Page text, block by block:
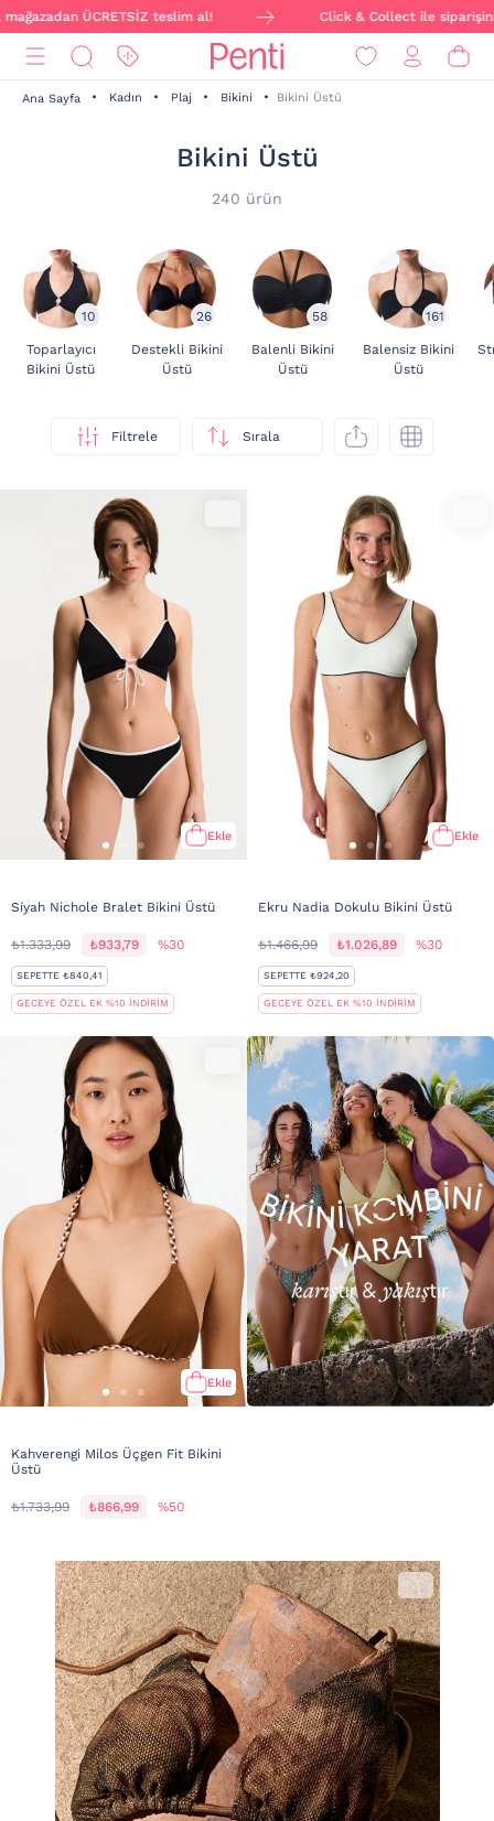
teslim al! Click & Collect ile siparişini online ver,
Ana Sayfa Kadın Plaj Bikini Bikini Üstü
Bikini Üstü
240 ürün
10
Toparlayıcı
Bikini Üstü
26
Destekli Bikini
Üstü
58
Balenli Bikini
Üstü
161
Balensiz Bikini
Üstü
Filtrele Sırala
Ekle
Si̇yah Nichole Bralet Bikini Üstü
₺1.333,99 ₺933,79 %30
SEPETTE ₺840,41
GECEYE ÖZEL EK %10 İNDİRİM
Ekle
Ekru Nadia Dokulu Bikini Üstü
₺1.466,99 ₺1.026,89 %30
SEPETTE ₺924,20
GECEYE ÖZEL EK %10 İNDİRİM
Ekle
Kahverengi Milos Üçgen Fit Bikini
Üstü
₺1.733,99 ₺866,99 %50